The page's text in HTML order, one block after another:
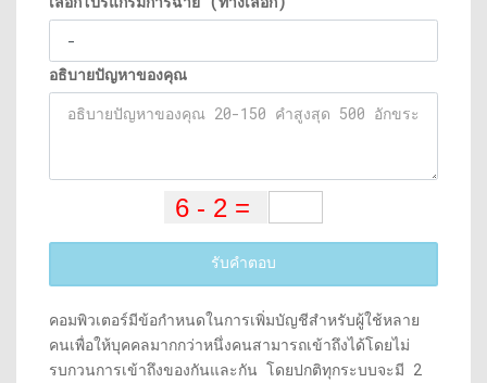
อธิบายปัญหาของคุณ
รับคำตอบ
คอมพิวเตอร์มีข้อกำหนดในการเพิ่มบัญชีสำหรับผู้ใช้หลาย
คนเพื่อให้บุคคลมากกว่าหนึ่งคนสามารถเข้าถึงได้โดยไม่
รบกวนการเข้าถึงของกันและกัน โดยปกติทุกระบบจะมี 2